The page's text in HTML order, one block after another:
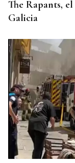
The Rapants,
Galicia